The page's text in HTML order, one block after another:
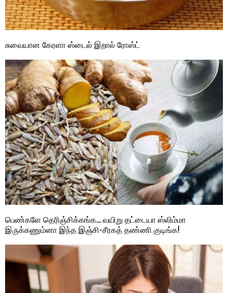
சுவையான கேரளா ஸ்டைல் இறால் ரோஸ்ட்
பெண்களே தெரிஞ்சிக்கங்க… வயிறு தட்டையா ஸ்லிம்மா
இருக்கணும்னா இந்த இஞ்சி-சீரகத் தண்ணி குடிங்க!